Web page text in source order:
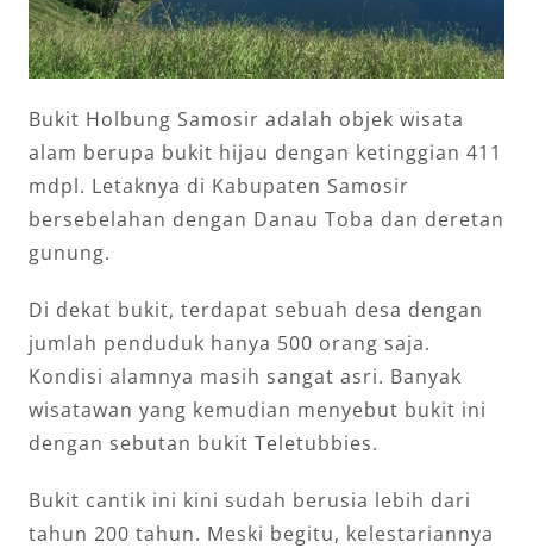
Bukit Holbung Samosir adalah objek wisata
alam berupa bukit hijau dengan ketinggian 411
mdpl. Letaknya di Kabupaten Samosir
bersebelahan dengan Danau Toba dan deretan
gunung.
Di dekat bukit, terdapat sebuah desa dengan
jumlah penduduk hanya 500 orang saja.
Kondisi alamnya masih sangat asri. Banyak
wisatawan yang kemudian menyebut bukit ini
dengan sebutan bukit Teletubbies.
Bukit cantik ini kini sudah berusia lebih dari
tahun 200 tahun. Meski begitu, kelestariannya